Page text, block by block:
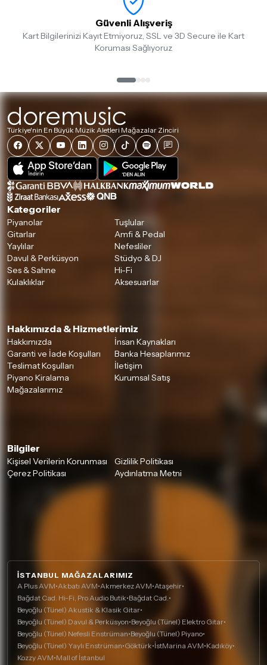
Güvenli Alışveriş
Kart Bilgilerinizi Kayıt Etmiyoruz, SSL ve 3D Secure ile Kart
Koruması Sağlıyoruz
Türkiye'nin En Büyük Müzik Aletleri Mağazalar Zinciri
Kategoriler
Piyanolar
Tuşlular
Gitarlar
Amfi & Pedal
Yaylılar
Nefesliler
Davul & Perküsyon
Stüdyo & DJ
Ses & Sahne
Hi-Fi
Kulaklıklar
Aksesuarlar
Hakkımızda & Hizmetlerimiz
Hakkımızda
İnsan Kaynakları
Garanti ve İade Koşulları
Banka Hesaplarımız
Teslimat Koşulları
İletişim
Piyano Kiralama
Kurumsal Satış
Mağazalarımız
Bilgiler
Kişisel Verilerin Korunması
Gizlilik Politikası
Çerez Politikası
Aydınlatma Metni
İSTANBUL MAĞAZALARIMIZ
A Plus AVM•Akbatı AVM•Akmerkez AVM•Ataşehir•
Bağdat Cad. Hi-Fi, Pro Audio Butik•Bağdat Cad. •
Beyoğlu (Tünel) Akustik & Klasik Gitar•
Beyoğlu (Tünel) Davul & Perküsyon•Beyoğlu (Tünel) Elektro Gitar•
Beyoğlu (Tünel) Nefesli Enstrüman•Beyoğlu (Tünel) Piyano•
Beyoğlu (Tünel) Yaylı Enstrüman•Göktürk•İstMarina AVM•Kadıköy•
Kozzy AVM•Mall of İstanbul